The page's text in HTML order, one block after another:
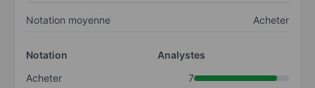
Notation moyenne Acheter
Notation
Analystes
Acheter
7